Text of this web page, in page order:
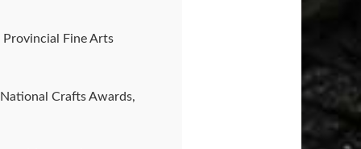
Fine Arts
Crafts Awards,